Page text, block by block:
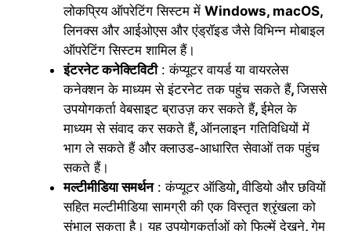
लोकप्रिय ऑपरेटिंग सिस्टम में Windows, macOS,
लिनक्स और आईओएस और एंड्रॉइड जैसे विभिन्न मोबाइल
ऑपरेटिंग सिस्टम शामिल हैं।
इंटरनेट कनेक्टिविटी: कंप्यूटर वायर्ड या वायरलेस
कनेक्शन के माध्यम से इंटरनेट तक पहुंच सकते हैं,जिससे
उपयोगकर्ता वेबसाइट ब्राउज़ कर सकते हैं,ईमेल के
माध्यम से संवाद कर सकते हैं, ऑनलाइन गतिविधियों में
भाग ले सकते हैं और क्लाउड-आधारित सेवाओं तक पहुंच
सकते हैं।
मल्टीमीडिया समर्थन: कंप्यूटर ऑडियो,वीडियो और छवियों
सहित मल्टीमीडिया सामग्री की एक विस्तृत श्रृंखला को
संभाल सकता है। यह उपयोगकर्ताओं को फिल्में देखने,गेम